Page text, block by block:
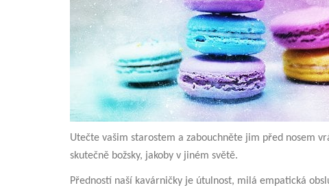
Utečte vašim starostem a zabouchněte jim před nosem
skutečně božsky, jakoby v jiném světě.
Předností naší kavárničky je útulnost, milá empatická